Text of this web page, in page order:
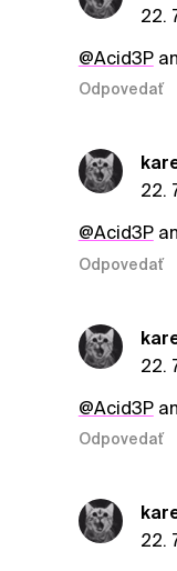
22.
@Acid3P
Odpovedať
22.
@Acid3P
Odpovedať
22.
@Acid3P
Odpovedať
22.